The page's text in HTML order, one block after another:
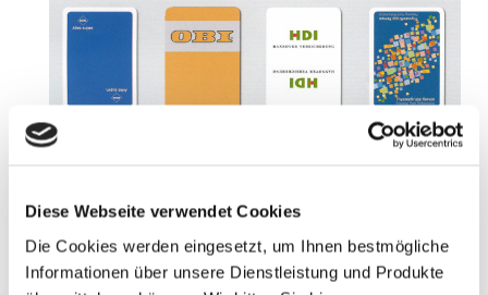
Diese Webseite verwendet Cookies
Die Cookies werden eingesetzt, um Ihnen bestmögliche
Informationen über unsere Dienstleistung und Produkte
Spielkarten mit Logodruck